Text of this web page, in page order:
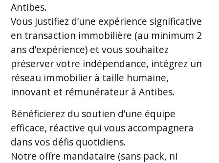
Antibes.
Vous justifiez d’une expérience significative
en transaction immobilière (au minimum 2
ans d’expérience) et vous souhaitez
préserver votre indépendance, intégrez un
réseau immobilier à taille humaine,
innovant et rémunérateur à Antibes.
Bénéficierez du soutien d’une équipe
efficace, réactive qui vous accompagnera
dans vos défis quotidiens.
Notre offre mandataire (sans pack, ni